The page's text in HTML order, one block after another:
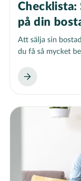
Checklista:
på din
Att sälja sin
du få så mycket